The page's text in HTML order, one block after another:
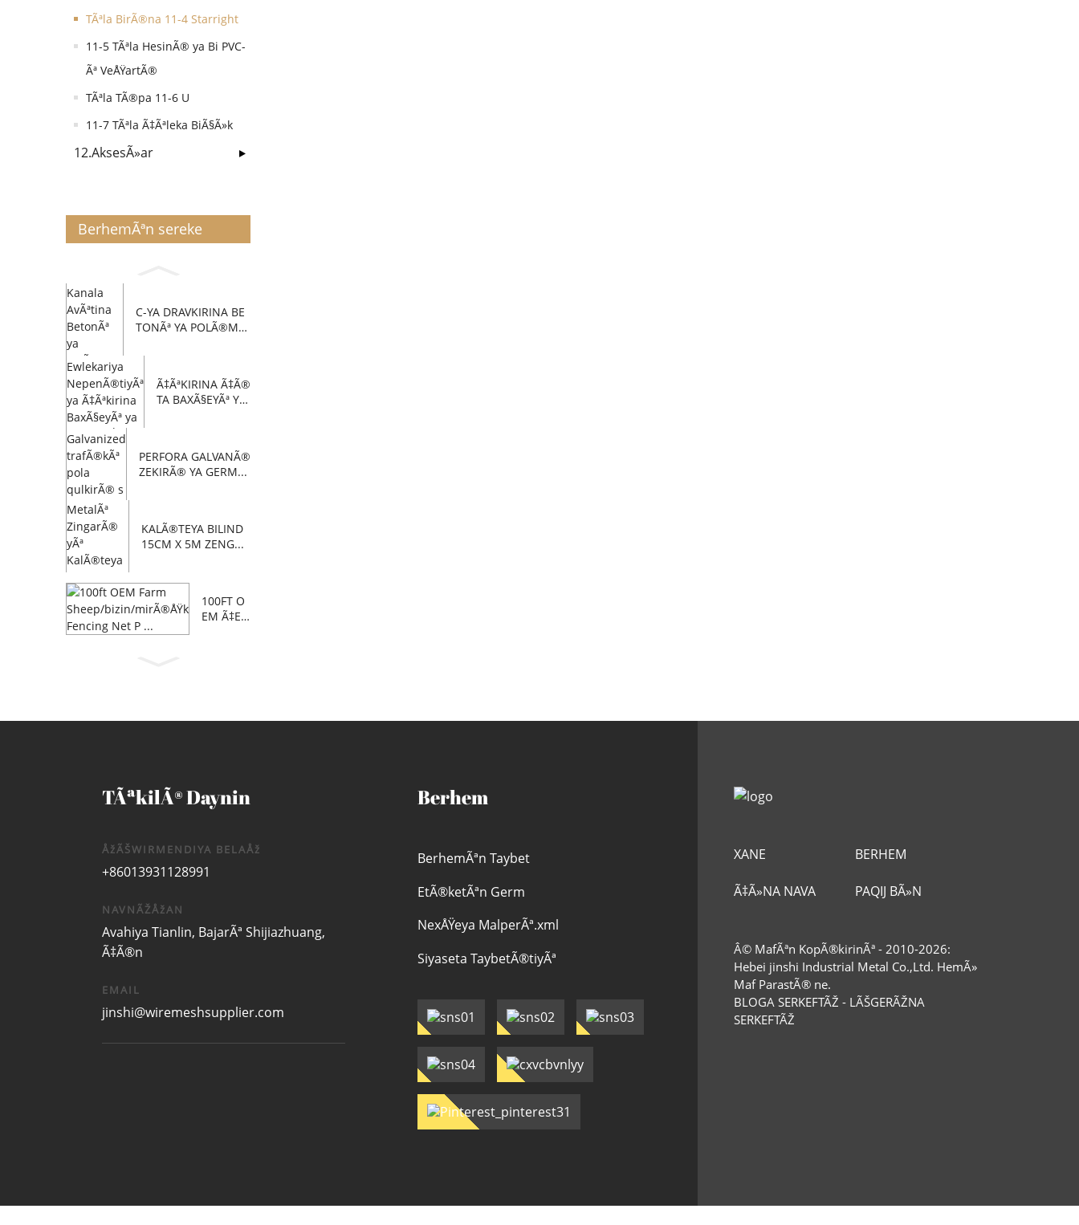
TÃªla BirÃ®na 11-4 Starright
11-5 TÃªla HesinÃ® ya Bi PVC-
Ãª VeÅŸartÃ®
TÃªla TÃ®pa 11-6 U
11-7 TÃªla Ã‡Ãªleka BiÃ§Ã»k
12.AksesÃ»ar
BerhemÃªn sereke
C-YA DRAVKIRINA BE
TONÃª YA POLÃ®ME
Ã‡ÃªKIRINA Ã‡Ã®
TA BAXÃ§EYÃª YA
PERFORA GALVANÃ®
ZEKIRÃ® YA GERM...
KALÃ®TEYA BILIND
15CM X 5M ZENG...
100FT O
EM Ã‡E
TÃªkilÃ® Daynin
ÅžÃŠWIRMENDIYA BELAÅž
+86013931128991
NAVNÃŽÅžAN
Avahiya Tianlin, BajarÃª Shijiazhuang,
Ã‡Ã®n
EMAIL
jinshi@wiremeshsupplier.com
Berhem
BerhemÃªn Taybet
EtÃ®ketÃªn Germ
NexÅŸeya MalperÃª.xml
Siyaseta TaybetÃ®tiyÃª
XANE BERHEM
Ã‡Ã»NA NAVA PAQIJ BÃ»N
Â© MafÃªn KopÃ®kirinÃª - 2010-2026:
Hebei jinshi Industrial Metal Co.,Ltd. HemÃ»
Maf ParastÃ® ne.
BLOGA SERKEFTÃŽ - LÃŠGERÃŽNA
SERKEFTÃŽ